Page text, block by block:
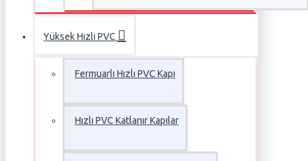
Yüksek Hızlı PVC
Fermuarlı Hızlı PVC Kapı
Hızlı PVC Katlanır Kapılar